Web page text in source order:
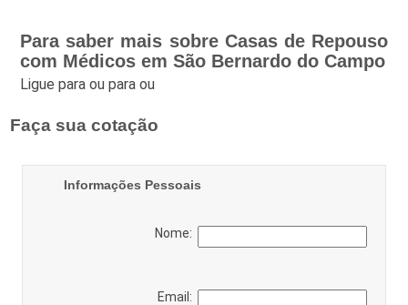
Para saber mais sobre Casas de Repouso
com Médicos em São Bernardo do Campo
Ligue paraou paraou
Faça sua cotação
Informações Pessoais
Nome:
Email: